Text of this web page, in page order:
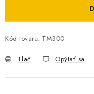
Kód tovaru: TM300
Tlač Opýtať sa